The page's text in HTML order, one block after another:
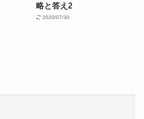
略と答え2
2020/07/30